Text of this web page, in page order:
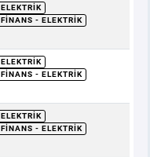
ELEKTRIK
FINANS - ELEKTRIK
ELEKTRIK
FINANS - ELEKTRIK
ELEKTRIK
FINANS - ELEKTRIK